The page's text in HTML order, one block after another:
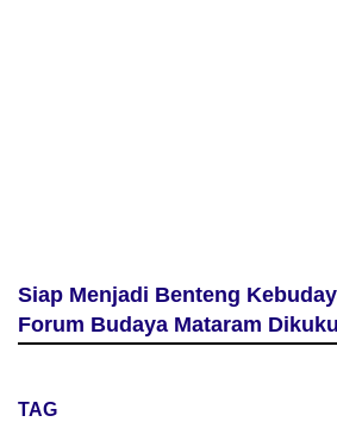
Siap Menjadi Benteng
Forum Budaya Mataram
TAG